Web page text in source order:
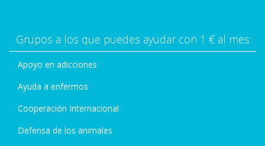
Grupos a los que puedes ayudar con 1 € al mes
Apoyo en adicciones
Ayuda a enfermos
Cooperación Internacional
Defensa de los animales